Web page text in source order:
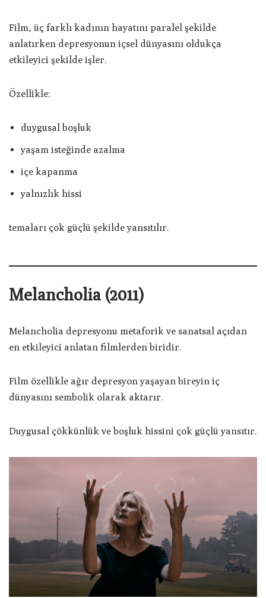
Film, üç farklı kadının hayatını paralel şekilde
anlatırken depresyonun içsel dünyasını oldukça
etkileyici şekilde işler.
Özellikle:
duygusal boşluk
yaşam isteğinde azalma
içe kapanma
yalnızlık hissi
temaları çok güçlü şekilde yansıtılır.
Melancholia (2011)
Melancholia depresyonu metaforik ve sanatsal açıdan
en etkileyici anlatan filmlerden biridir.
Film özellikle ağır depresyon yaşayan bireyin iç
dünyasını sembolik olarak aktarır.
Duygusal çökkünlük ve boşluk hissini çok güçlü yansıtır.